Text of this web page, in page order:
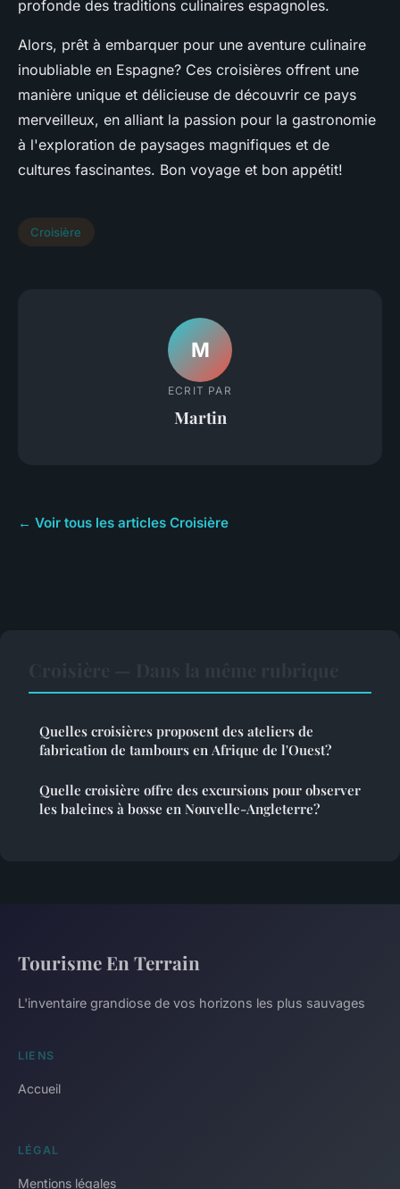
profonde des traditions culinaires espagnoles.
Alors, prêt à embarquer pour une aventure culinaire
inoubliable en Espagne? Ces croisières offrent une
manière unique et délicieuse de découvrir ce pays
merveilleux, en alliant la passion pour la gastronomie
à l'exploration de paysages magnifiques et de
cultures fascinantes. Bon voyage et bon appétit!
Croisière
M
ECRIT PAR
Martin
← Voir tous les articles Croisière
Quelles croisières proposent des ateliers de
fabrication de tambours en Afrique de l'Ouest?
Quelle croisière offre des excursions pour observer
les baleines à bosse en Nouvelle-Angleterre?
Tourisme En Terrain
L'inventaire grandiose de vos horizons les plus sauvages
LIENS
Accueil
LÉGAL
Mentions légales